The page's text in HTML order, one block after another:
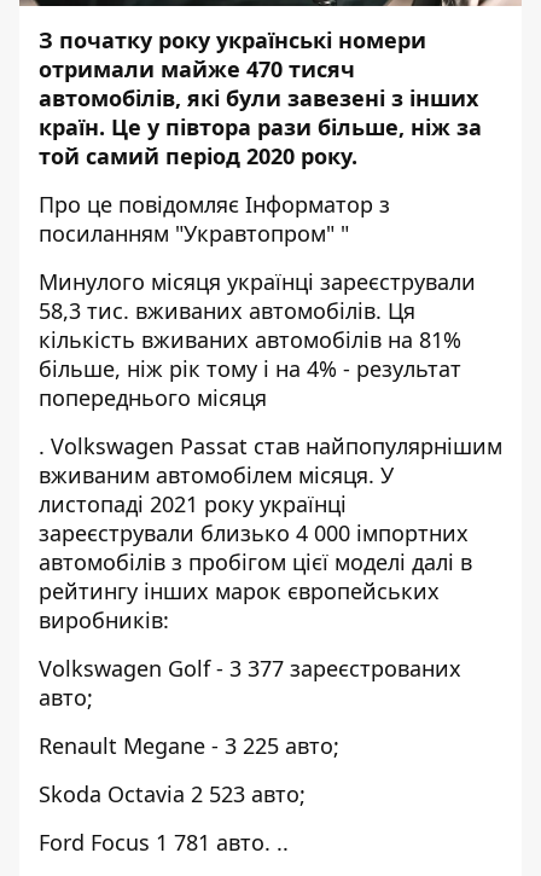
З початку року українські номери
отримали майже 470 тисяч
автомобілів, які були завезені з інших
країн. Це у півтора рази більше, ніж за
той самий період 2020 року.
Про це повідомляє Інформатор з
посиланням "Укравтопром" "
Минулого місяця українці зареєстрували
58,3 тис. вживаних автомобілів. Ця
кількість вживаних автомобілів на 81%
більше, ніж рік тому і на 4% - результат
попереднього місяця
. Volkswagen Passat став найпопулярнішим
вживаним автомобілем місяця. У
листопаді 2021 року українці
зареєстрували близько 4 000 імпортних
автомобілів з пробігом цієї моделі далі в
рейтингу інших марок європейських
виробників:
Volkswagen Golf - 3 377 зареєстрованих
авто;
Renault Megane - 3 225 авто;
Skoda Octavia 2 523 авто;
Ford Focus 1 781 авто. ..